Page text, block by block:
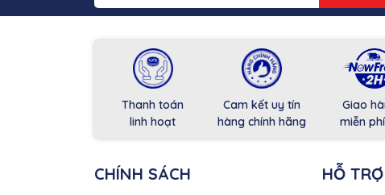
Thanh toán
linh hoạt
Cam kết uy tín
hàng chính hãng
Giao
miễn
CHÍNH SÁCH HỖ TRỢ